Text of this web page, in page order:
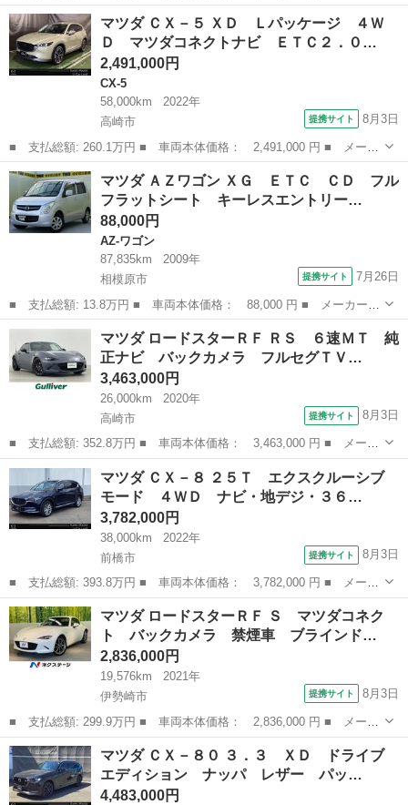
ー名： マツダ ■ 車種名： ＣＸ－５ ■ グレード名： ２．２
ＸＤ プロアクティブ ２ＷＤ ディーゼルターボ ワンオーナー
バックカ...
群馬 前橋市 CX-5
マツダ ＣＸ－５ ＸＤ Ｌパッケージ ４Ｗ
Ｄ マツダコネクトナビ ＥＴＣ２．０…
2,491,000円
CX-5
58,000km
2022年
高崎市
提携サイト 8月3日
■ 支払総額: 260.1万円 ■ 車両本体価格： 2,491,000 円 ■ メーカ
ー名： マツダ ■ 車種名： ＣＸ－５ ■ グレード名： ＸＤ Ｌ
パッケージ ４ＷＤ マツダコネクトナビ ＥＴＣ２．０ ３６０°ビ
ューモ...
群馬 高崎市 CX-5
マツダ ＡＺワゴン ＸＧ ＥＴＣ ＣＤ フル
フラットシート キーレスエントリー…
88,000円
AZ-ワゴン
87,835km
2009年
相模原市
提携サイト 7月26日
■ 支払総額: 13.8万円 ■ 車両本体価格： 88,000 円 ■ メーカー
名： マツダ ■ 車種名： ＡＺワゴン ■ グレード名： ＸＧ Ｅ
ＴＣ ＣＤ フルフラットシート キーレスエントリー 運転席エア
バック 助手席...
神奈川 相模原市 AZ-ワゴン
マツダ ロードスターＲＦ ＲＳ ６速ＭＴ 純
正ナビ バックカメラ フルセグＴＶ…
3,463,000円
26,000km
2020年
高崎市
提携サイト 8月3日
■ 支払総額: 352.8万円 ■ 車両本体価格： 3,463,000 円 ■ メーカ
ー名： マツダ ■ 車種名： ロードスターＲＦ ■ グレード名：
ＲＳ ６速ＭＴ 純正ナビ バックカメラ フルセグＴＶ ドラレ
コ ＢＳＭ...
群馬 高崎市 マツダ
マツダ ＣＸ－８ ２５Ｔ エクスクルーシブ
モード ４ＷＤ ナビ・地デジ・３６…
3,782,000円
38,000km
2022年
前橋市
提携サイト 8月3日
■ 支払総額: 393.8万円 ■ 車両本体価格： 3,782,000 円 ■ メーカ
ー名： マツダ ■ 車種名： ＣＸ－８ ■ グレード名： ２５Ｔ
エクスクルーシブ モード ４ＷＤ ナビ・地デジ・３６０度カメ
ラ・ＥＴＣ...
群馬 前橋市 マツダ
マツダ ロードスターＲＦ Ｓ マツダコネク
ト バックカメラ 禁煙車 ブラインド…
2,836,000円
19,576km
2021年
伊勢崎市
提携サイト 8月3日
■ 支払総額: 299.9万円 ■ 車両本体価格： 2,836,000 円 ■ メーカ
ー名： マツダ ■ 車種名： ロードスターＲＦ ■ グレード名：
Ｓ マツダコネクト バックカメラ 禁煙車 ブラインドスポットモ
ニター ...
群馬 伊勢崎市 マツダ
マツダ ＣＸ－８０ ３．３ ＸＤ ドライブ
エディション ナッパ レザー パッ…
4,483,000円